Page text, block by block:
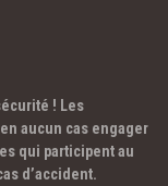
! Les
aucun cas engager
qui participent au
d’accident.